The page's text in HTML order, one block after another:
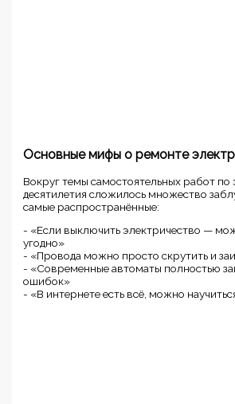
Основные мифы о ремонте
Вокруг темы самостоятельных работ по
десятилетия сложилось множество
самые распространённые:
- «Если выключить электричество —
угодно»
- «Провода можно просто скрутить и
- «Современные автоматы полностью
ошибок»
- «В интернете есть всё, можно